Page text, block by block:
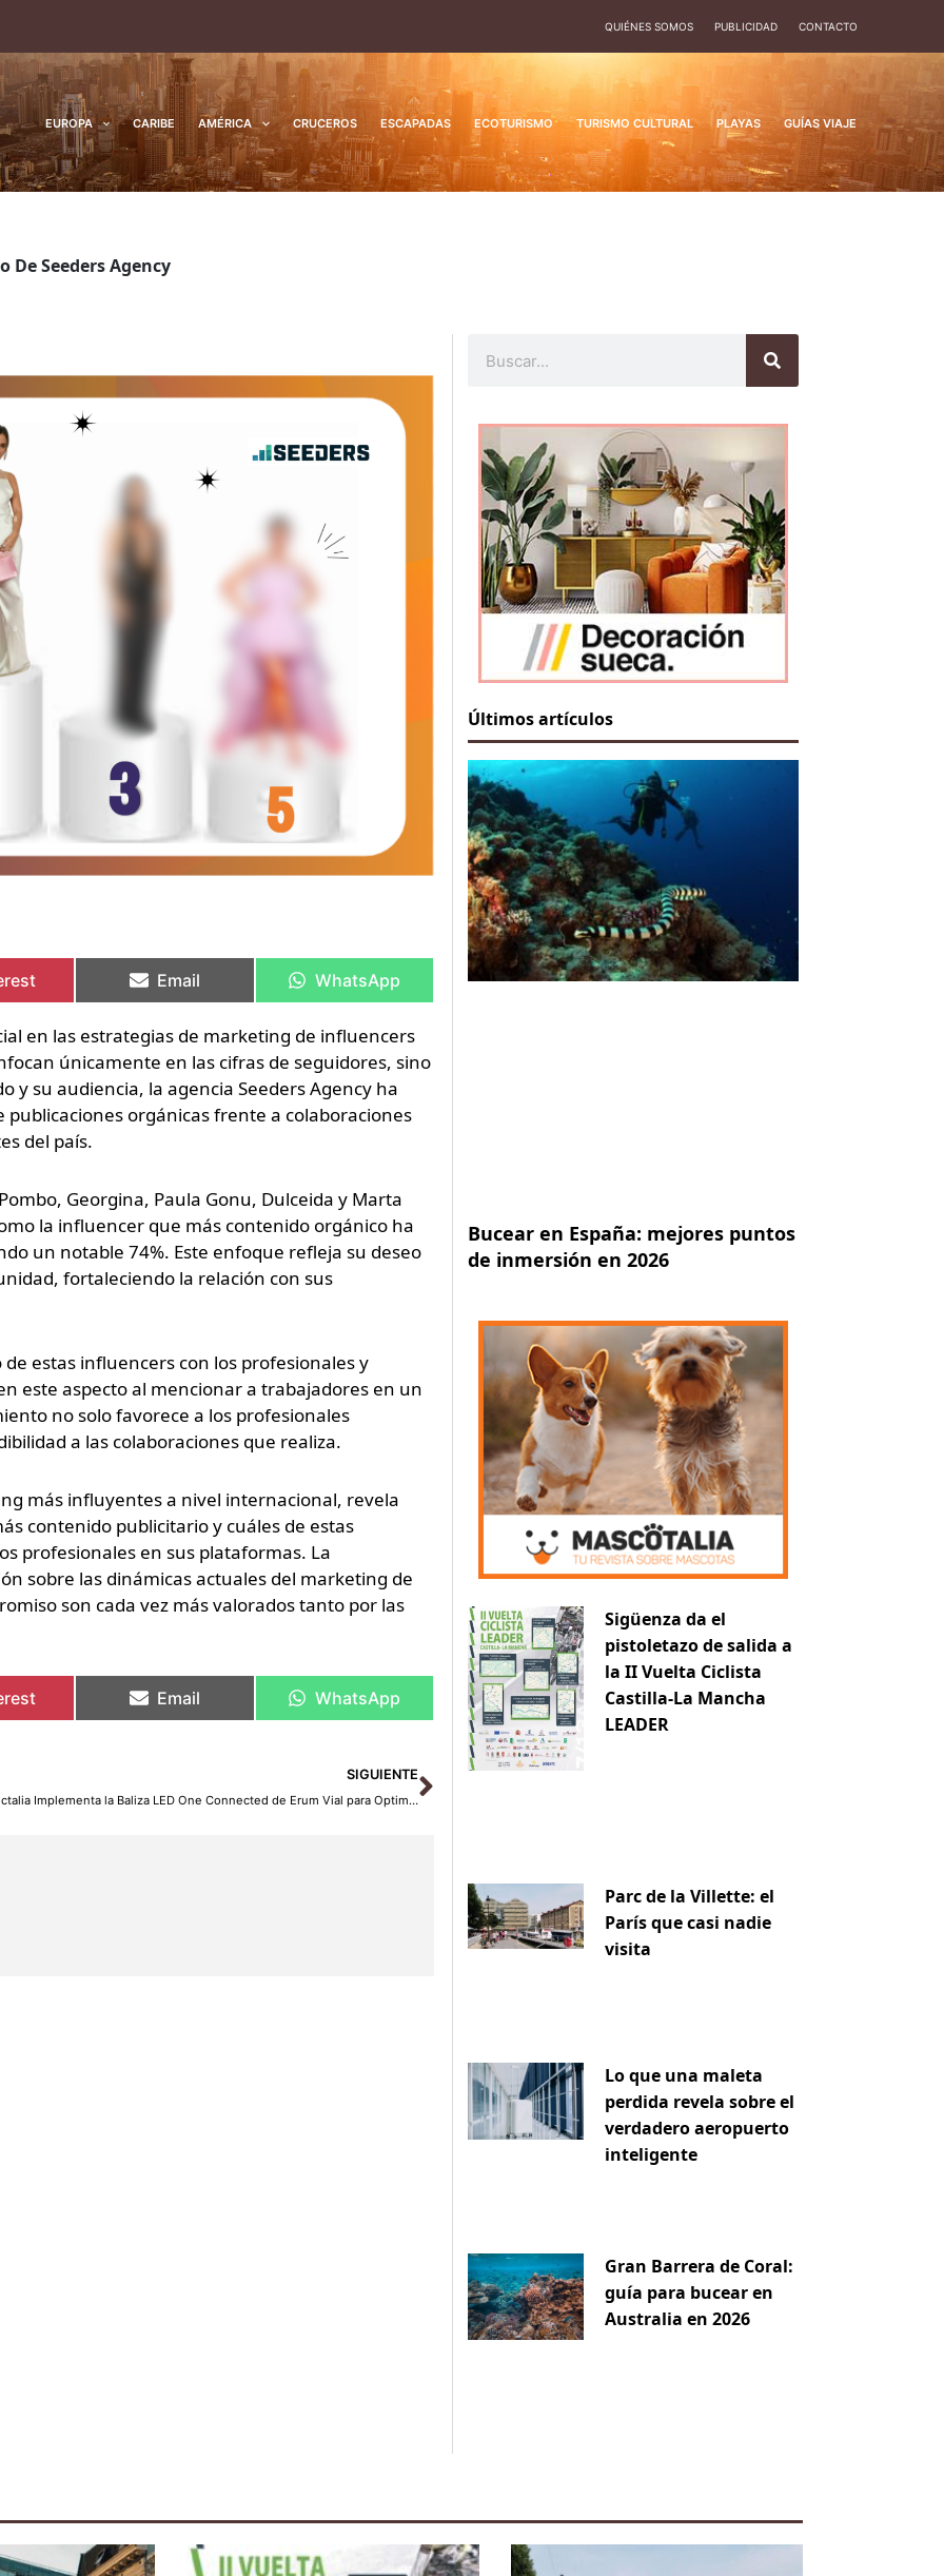
QUIÉNES SOMOS PUBLICIDAD CONTACTO
EUROPA CARIBE AMÉRICA CRUCEROS ESCAPADAS ECOTURISMO TURISMO CULTURAL PLAYAS GUÍAS VIAJE
Seeders Agency
en
Email
en
WhatsApp
en las estrategias de marketing de influencers
únicamente en las cifras de seguidores, sino
su audiencia, la agencia Seeders Agency ha
orgánicas frente a colaboraciones
del país.
Georgina, Paula Gonu, Dulceida y Marta
la influencer que más contenido orgánico ha
un notable 74%. Este enfoque refleja su deseo
fortaleciendo la relación con sus
estas influencers con los profesionales y
este aspecto al mencionar a trabajadores en un
no solo favorece a los profesionales
a las colaboraciones que realiza.
más influyentes a nivel internacional, revela
contenido publicitario y cuáles de estas
profesionales en sus plataformas. La
sobre las dinámicas actuales del marketing de
son cada vez más valorados tanto por las
en
Email
en
WhatsApp
SIGUIENTE
Vectalia Implementa la Baliza LED One Connected de Erum Vial para Optimizar la Seguridad Vial de Su Flota
Siguiente
Últimos artículos
Bucear en España: mejores puntos
de inmersión en 2026
Sigüenza da el
pistoletazo de salida a
la II Vuelta Ciclista
Castilla-La Mancha
LEADER
Parc de la Villette: el
París que casi nadie
visita
Lo que una maleta
perdida revela sobre el
verdadero aeropuerto
inteligente
Gran Barrera de Coral:
guía para bucear en
Australia en 2026